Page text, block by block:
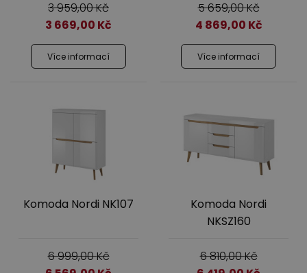
3 959,00Kč
3 669,00 Kč
Více informací
5 659,00Kč
4 869,00 Kč
Více informací
Komoda Nordi NK107
6 999,00Kč
Komoda Nordi
NKSZ160
6 810,00Kč